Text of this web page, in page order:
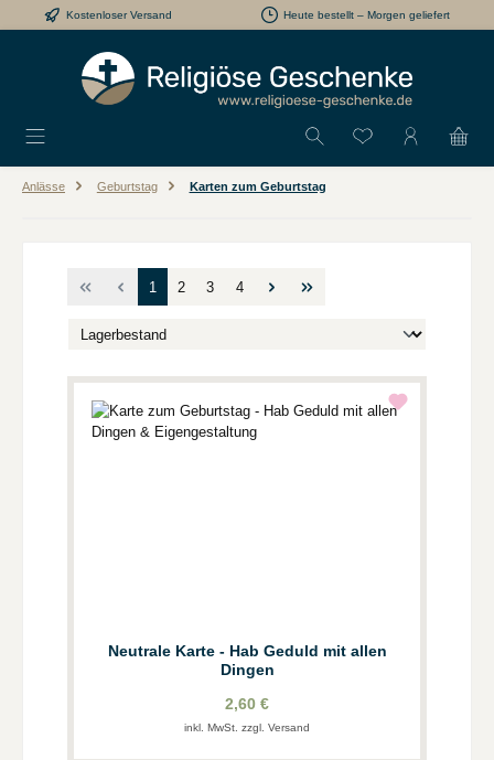
Zum Hauptinhalt springen
Kostenloser Versand Heute bestellt – Morgen geliefert
Du hast 0
Anlässe Geburtstag Karten zum Geburtstag
Seite
1 Seite
2 Seite
3 Seite
4
Neutrale Karte - Hab Geduld mit allen
Dingen
2,60 €
inkl. MwSt. zzgl. Versand